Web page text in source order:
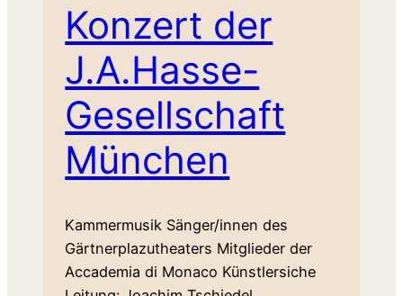
Konzert der
J.A.Hasse-
Gesellschaft
München
Kammermusik Sänger/innen des
Gärtnerplazutheaters Mitglieder der
Accademia di Monaco Künstlersiche